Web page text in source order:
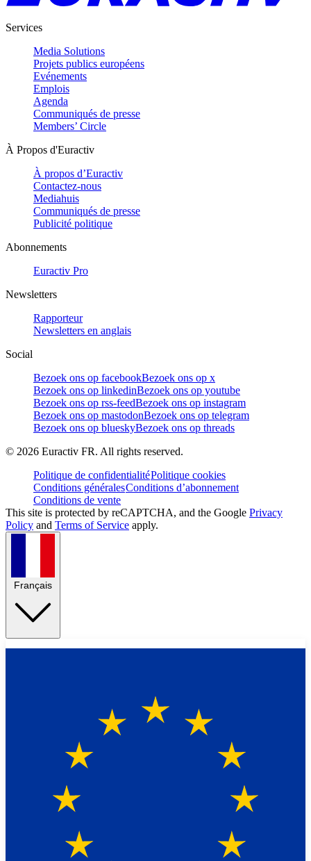
Services
Media Solutions
Projets publics européens
Evénements
Emplois
Agenda
Communiqués de presse
Members’ Circle
À Propos d'Euractiv
À propos d’Euractiv
Contactez-nous
Mediahuis
Communiqués de presse
Publicité politique
Abonnements
Euractiv Pro
Newsletters
Rapporteur
Newsletters en anglais
Social
Bezoek ons op facebookBezoek ons op x
Bezoek ons op linkedinBezoek ons op youtube
Bezoek ons op rss-feedBezoek ons op instagram
Bezoek ons op mastodonBezoek ons op telegram
Bezoek ons op blueskyBezoek ons op threads
© 2026 Euractiv FR. All rights reserved.
Politique de confidentialitéPolitique cookies
Conditions généralesConditions d’abonnement
Conditions de vente
This site is protected by reCAPTCHA, and the Google Privacy
Policy and Terms of Service apply.
Français